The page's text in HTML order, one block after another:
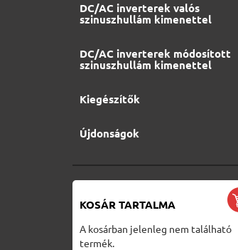
DC/AC inverterek valós
szinuszhullám kimenettel
DC/AC inverterek módosított
szinuszhullám kimenettel
Kiegészítők
Újdonságok
KOSÁR TARTALMA
A kosárban jelenleg nem található
termék.